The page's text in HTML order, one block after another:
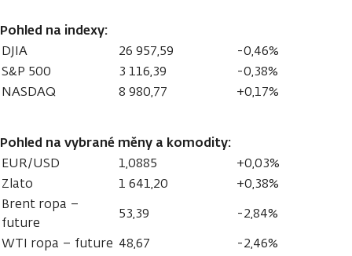
Pohled na indexy:
DJIA 26 957,59
-0,46%
S&P 500
3 116,39
-0,38%
NASDAQ
8 980,77 +0,17%
Pohled na vybrané měny a komodity:
EUR/USD 1,0885
+0,03%
Zlato
1 641,20
+0,38%
Brent ropa –
future
53,39
-2,84%
WTI ropa – future 48,67 -2,46%